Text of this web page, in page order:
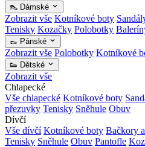
👠 Dámské
Zobrazit vše Kotníkové boty
Tenisky Kozačky Polobotky
👞 Pánské
Zobrazit vše Polobotky Kotníkové
👟 Dětské
Zobrazit vše
Chlapecké
Vše chlapecké Kotníkové boty
přezuvky Tenisky Sněhule Obuv
Dívčí
Vše dívčí Kotníkové boty Bačkory
Tenisky Sněhule Obuv Pantofle